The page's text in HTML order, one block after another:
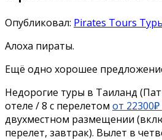
Опубликовал: Pirates Tours
Алоха пираты.
Ещё одно хорошее
Недорогие туры в Таиланд
отеле / 8 с перелетом от 22300₽
двухместном размещении
перелет, завтрак). Вылет в